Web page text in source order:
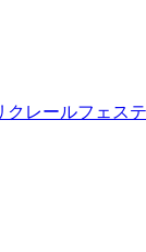
クレールフェス